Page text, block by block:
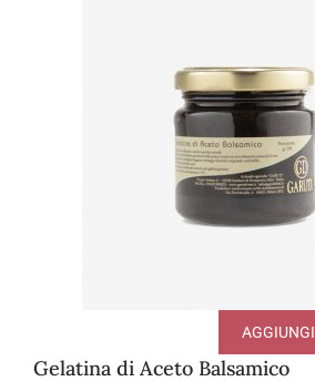
Gelatina di Aceto Balsamico